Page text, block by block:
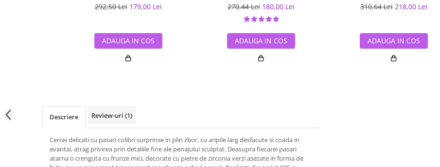
292,50 Lei 179,00 Lei
ADAUGA IN COS
270,44 Lei 180,00 Lei
ADAUGA IN COS
310,64 Lei 218,00 Lei
ADAUGA IN COS
Descriere Review-uri (1)
Cercei delicati cu pasari colibri surprinse in plin zbor, cu aripile larg desfacute si coada in
evantai, atrag privirea prin detaliile fine ale penajului sculptat. Deasupra fiecarei pasari
atarna o crenguta cu frunze mici, decorate cu pietre de zirconia verzi asezate in forma de